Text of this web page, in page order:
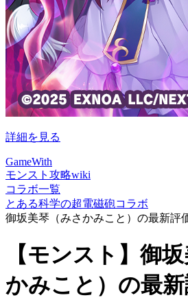
詳細を見る
GameWith
モンスト攻略wiki
コラボ一覧
とある科学の超電磁砲コラボ
御坂美琴（みさかみこと）の最新評
【モンスト】御
かみこと）の最新